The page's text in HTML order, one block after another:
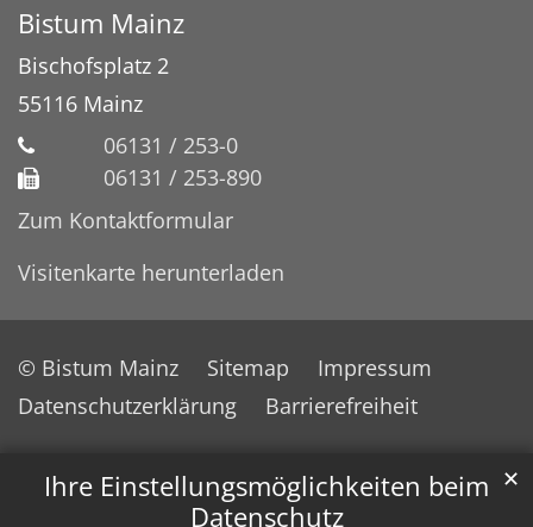
Ihre Einstellungsmöglichkeiten beim
Datenschutz
✕
Bistum Mainz
Bischofsplatz 2
55116 Mainz
06131 / 253-0
06131 / 253-890
Zum Kontaktformular
Visitenkarte herunterladen
© Bistum Mainz Sitemap
Impressum
Datenschutzerklärung
Barrierefreiheit